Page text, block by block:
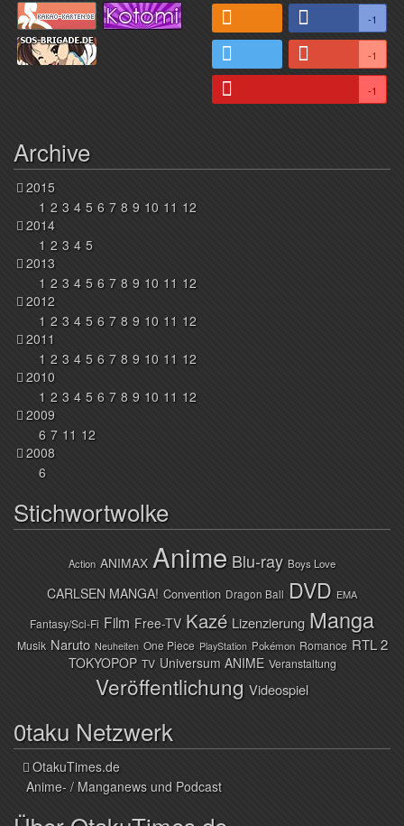
-1
-1
-1
Archive
2015
1 2 3 4 5 6 7 8 9 10 11 12
2014
1 2 3 4 5
2013
1 2 3 4 5 6 7 8 9 10 11 12
2012
1 2 3 4 5 6 7 8 9 10 11 12
2011
1 2 3 4 5 6 7 8 9 10 11 12
2010
1 2 3 4 5 6 7 8 9 10 11 12
2009
6 7 11 12
2008
6
Stichwortwolke
Action ANIMAX Anime Blu-ray Boys Love
CARLSEN MANGA! Convention Dragon Ball DVD EMA
Fantasy/Sci-Fi Film Free-TV Kazé Lizenzierung Manga
Musik Naruto Neuheiten One Piece PlayStation Pokémon Romance RTL 2
TOKYOPOP TV Universum ANIME Veranstaltung
Veröffentlichung Videospiel
0taku Netzwerk
OtakuTimes.de
Anime- / Manganews und Podcast